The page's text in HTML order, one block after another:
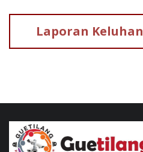
Laporan Keluhan